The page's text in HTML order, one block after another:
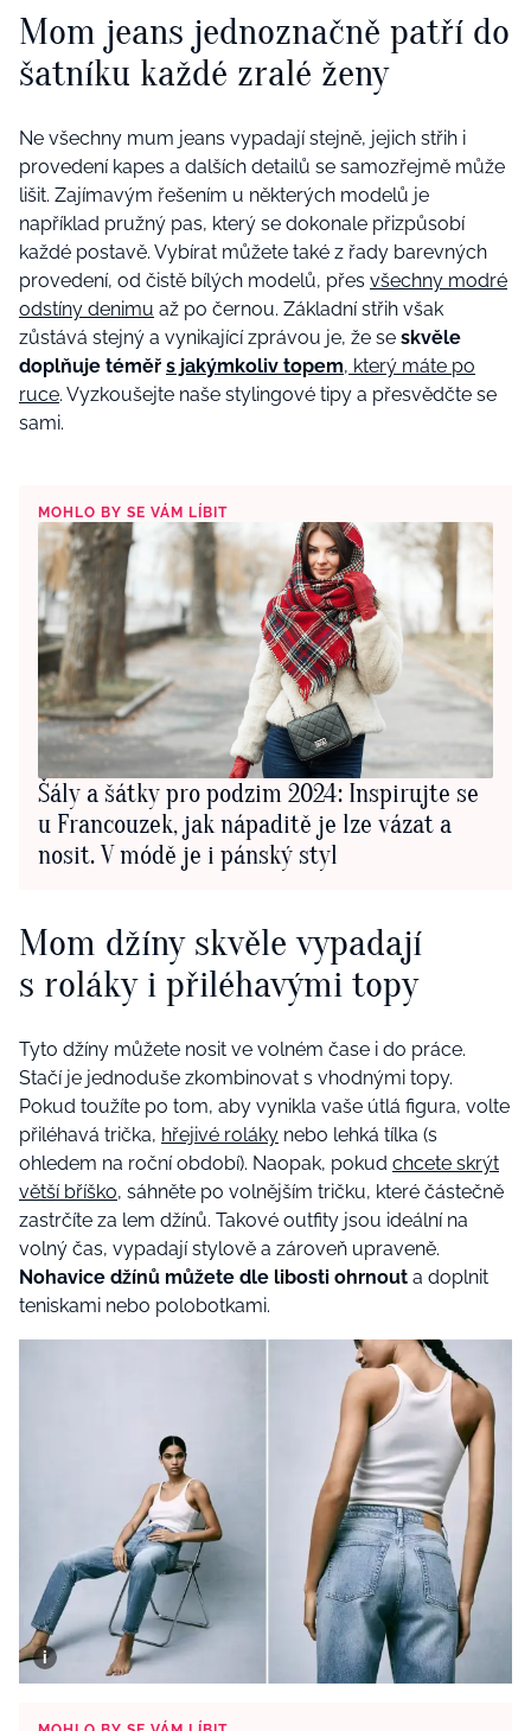
Mom jeans jednoznačně patří do
šatníku každé zralé ženy
Ne všechny mum jeans vypadají stejně, jejich střih i
provedení kapes a dalších detailů se samozřejmě může
lišit. Zajímavým řešením u některých modelů je
například pružný pas, který se dokonale přizpůsobí
každé postavě. Vybírat můžete také z řady barevných
provedení, od čistě bílých modelů, přes všechny modré
odstíny denimu až po černou. Základní střih však
zůstává stejný a vynikající zprávou je, že se skvěle
doplňuje téměř s jakýmkoliv topem, který máte po
ruce. Vyzkoušejte naše stylingové tipy a přesvědčte se
sami.
MOHLO BY SE VÁM LÍBIT
Šály a šátky pro podzim 2024: Inspirujte se
u Francouzek, jak nápaditě je lze vázat a
nosit. V módě je i pánský styl
Mom džíny skvěle vypadají
s roláky i přiléhavými topy
Tyto džíny můžete nosit ve volném čase i do práce.
Stačí je jednoduše zkombinovat s vhodnými topy.
Pokud toužíte po tom, aby vynikla vaše útlá figura, volte
přiléhavá trička, hřejivé roláky nebo lehká tílka (s
ohledem na roční období). Naopak, pokud chcete skrýt
větší bříško, sáhněte po volnějším tričku, které částečně
zastrčíte za lem džínů. Takové outfity jsou ideální na
volný čas, vypadají stylově a zároveň upraveně.
Nohavice džínů můžete dle libosti ohrnout a doplnit
teniskami nebo polobotkami.